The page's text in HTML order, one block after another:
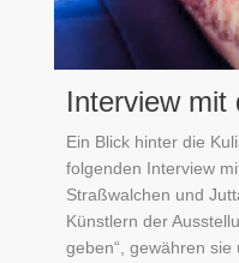
Interview mit
Ein Blick hinter die
folgenden Interview
Straßwalchen und
Künstlern der
geben“, gewähren